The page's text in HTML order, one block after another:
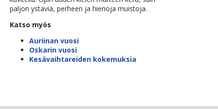
paljon ystäviä, perheen ja hienoja muistoja.
Katso myös
Auriinan vuosi
Oskarin vuosi
Kesävaihtareiden kokemuksia